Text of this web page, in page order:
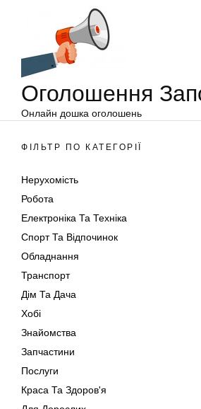
Оголошення
Онлайн дошка оголошень
ФІЛЬТР ПО КАТЕГОРІЇ
Нерухомість
Робота
Електроніка Та Техніка
Спорт Та Відпочинок
Обладнання
Транспорт
Дім Та Дача
Хобі
Знайомства
Запчастини
Послуги
Краса Та Здоров'я